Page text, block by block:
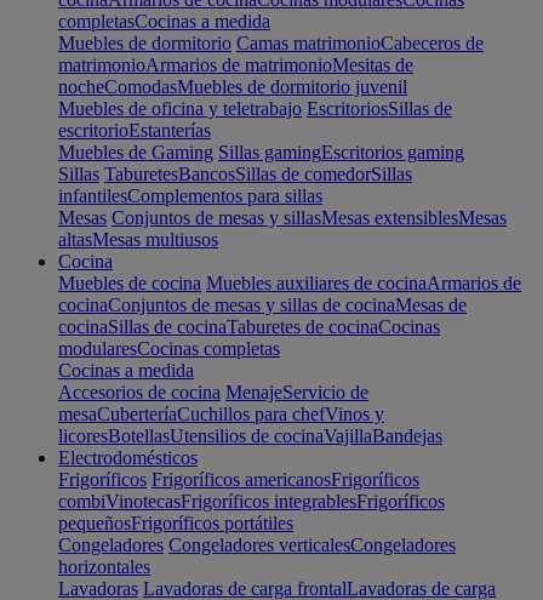
completasCocinas a medida
Muebles de dormitorio Camas matrimonioCabeceros de
matrimonioArmarios de matrimonioMesitas de
nocheComodasMuebles de dormitorio juvenil
Muebles de oficina y teletrabajo EscritoriosSillas de
escritorioEstanterías
Muebles de Gaming Sillas gamingEscritorios gaming
Sillas TaburetesBancosSillas de comedorSillas
infantilesComplementos para sillas
Mesas Conjuntos de mesas y sillasMesas extensiblesMesas
altasMesas multiusos
Cocina
Muebles de cocina Muebles auxiliares de cocinaArmarios de
cocinaConjuntos de mesas y sillas de cocinaMesas de
cocinaSillas de cocinaTaburetes de cocinaCocinas
modularesCocinas completas
Cocinas a medida
Accesorios de cocina MenajeServicio de
mesaCuberteríaCuchillos para chefVinos y
licoresBotellasUtensilios de cocinaVajillaBandejas
Electrodomésticos
Frigoríficos Frigoríficos americanosFrigoríficos
combiVinotecasFrigoríficos integrablesFrigoríficos
pequeñosFrigoríficos portátiles
Congeladores Congeladores verticalesCongeladores
horizontales
Lavadoras Lavadoras de carga frontalLavadoras de carga